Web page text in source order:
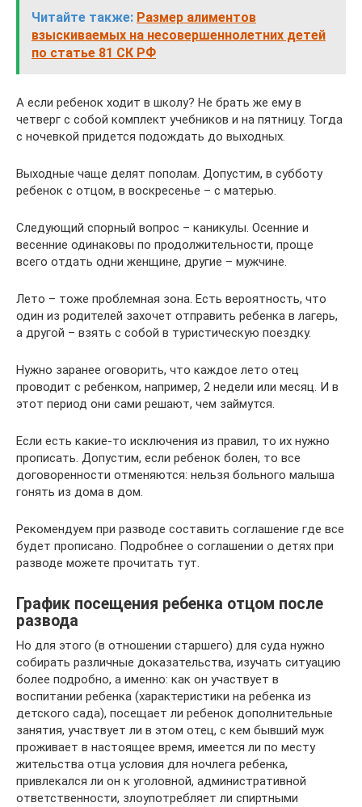
Читайте также: Размер алиментов
взыскиваемых на несовершеннолетних детей
по статье 81 СК РФ
А если ребенок ходит в школу? Не брать же ему в
четверг с собой комплект учебников и на пятницу. Тогда
с ночевкой придется подождать до выходных.
Выходные чаще делят пополам. Допустим, в субботу
ребенок с отцом, в воскресенье – с матерью.
Следующий спорный вопрос – каникулы. Осенние и
весенние одинаковы по продолжительности, проще
всего отдать одни женщине, другие – мужчине.
Лето – тоже проблемная зона. Есть вероятность, что
один из родителей захочет отправить ребенка в лагерь,
а другой – взять с собой в туристическую поездку.
Нужно заранее оговорить, что каждое лето отец
проводит с ребенком, например, 2 недели или месяц. И в
этот период они сами решают, чем займутся.
Если есть какие-то исключения из правил, то их нужно
прописать. Допустим, если ребенок болен, то все
договоренности отменяются: нельзя больного малыша
гонять из дома в дом.
Рекомендуем при разводе составить соглашение где все
будет прописано. Подробнее о соглашении о детях при
разводе можете прочитать тут.
График посещения ребенка отцом после
развода
Но для этого (в отношении старшего) для суда нужно
собирать различные доказательства, изучать ситуацию
более подробно, а именно: как он участвует в
воспитании ребенка (характеристики на ребенка из
детского сада), посещает ли ребенок дополнительные
занятия, участвует ли в этом отец, с кем бывший муж
проживает в настоящее время, имеется ли по месту
жительства отца условия для ночлега ребенка,
привлекался ли он к уголовной, административной
ответственности, злоупотребляет ли спиртными